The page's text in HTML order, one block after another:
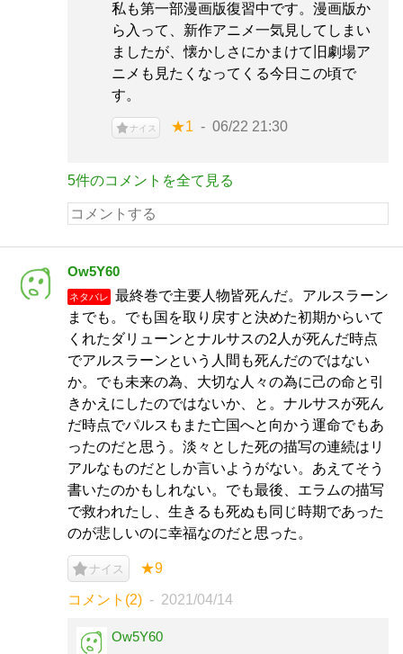
私も第一部漫画版復習中です。漫画版か
ら入って、新作アニメ一気見してしまい
ましたが、懐かしさにかまけて旧劇場ア
ニメも見たくなってくる今日この頃で
す。
ナイス ★1 06/22 21:30
5件のコメントを全て見る
Ow5Y60
ネタバレ
最終巻で主要人物皆死んだ。アルスラーン
までも。でも国を取り戻すと決めた初期からいて
くれたダリューンとナルサスの2人が死んだ時点
でアルスラーンという人間も死んだのではない
か。でも未来の為、大切な人々の為に己の命と引
きかえにしたのではないか、と。ナルサスが死ん
だ時点でパルスもまた亡国へと向かう運命でもあ
ったのだと思う。淡々とした死の描写の連続はリ
アルなものだとしか言いようがない。あえてそう
書いたのかもしれない。でも最後、エラムの描写
で救われたし、生きるも死ぬも同じ時期であった
のが悲しいのに幸福なのだと思った。
ナイス ★9
コメント(2) 2021/04/14
Ow5Y60